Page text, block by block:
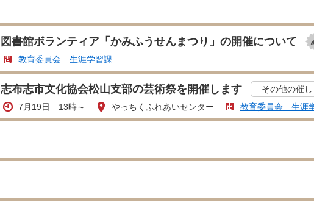
図書館ボランティア「かみふうせんまつり」の開催について
教育委員会 生涯学習課
志布志市文化協会松山支部の芸術祭を開催します
その他の催し
7月19日 13時～
やっちくふれあいセンター 教育委員会 生涯